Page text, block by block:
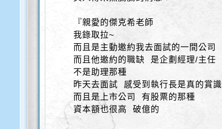
『親愛的傑克希老師
我錄取拉~
而且是主動邀約我去面試的一間公司
而且他邀約的職缺 是企劃經理/主任
不是助理那種
昨天去面試 感受到執行長是真的賞
而且是上市公司 有股票的那種
資本額也很高 破億的